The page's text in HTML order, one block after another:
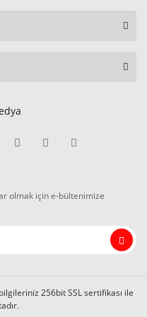
olmak için e-bültenimize
256bit SSL sertifikası ile